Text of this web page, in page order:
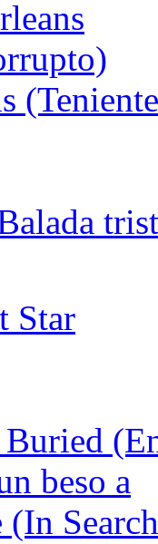
Star
Buried